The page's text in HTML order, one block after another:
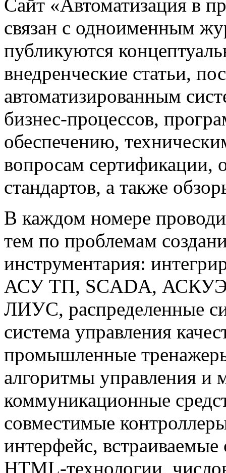
Сайт «Автоматизация в
связан с одноименным
публикуются
внедренческие статьи,
автоматизированным
бизнес-процессов,
обеспечению,
вопросам
стандартов, а также
В каждом номере
тем по проблемам
инструментария:
АСУ ТП, SCADA,
ЛИУС, распределенные
система управления
промышленные
алгоритмы управления и
коммуникационные
совместимые
интерфейс,
HTML-технологии,